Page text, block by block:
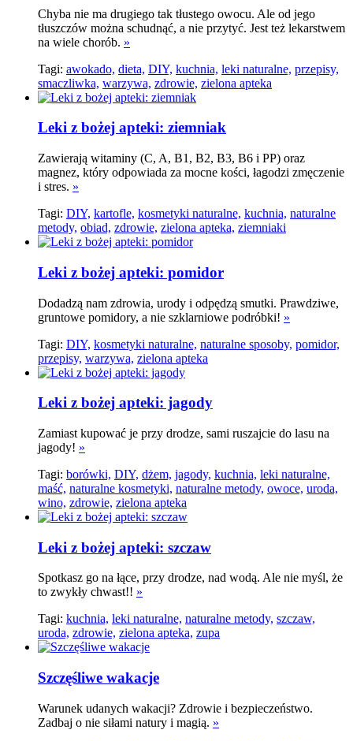
Chyba nie ma drugiego tak tłustego owocu. Ale od jego
tłuszczów można schudnąć, a nie przytyć. Jest też lekarstwem
na wiele chorób. »
Tagi: awokado, dieta, DIY, kuchnia, leki naturalne, przepisy,
smaczliwka, warzywa, zdrowie, zielona apteka
Leki z bożej apteki: ziemniak
Zawierają witaminy (C, A, B1, B2, B3, B6 i PP) oraz
magnez, który odpowiada za mocne kości, łagodzi zmęczenie
i stres. »
Tagi: DIY, kartofle, kosmetyki naturalne, kuchnia, naturalne
metody, obiad, zdrowie, zielona apteka, ziemniaki
Leki z bożej apteki: pomidor
Dodadzą nam zdrowia, urody i odpędzą smutki. Prawdziwe,
gruntowe pomidory, a nie szklarniowe podróbki! »
Tagi: DIY, kosmetyki naturalne, naturalne sposoby, pomidor,
przepisy, warzywa, zielona apteka
Leki z bożej apteki: jagody
Zamiast kupować je przy drodze, sami ruszajcie do lasu na
jagody! »
Tagi: borówki, DIY, dżem, jagody, kuchnia, leki naturalne,
maść, naturalne kosmetyki, naturalne metody, owoce, uroda,
wino, zdrowie, zielona apteka
Leki z bożej apteki: szczaw
Spotkasz go na łące, przy drodze, nad wodą. Ale nie myśl, że
to zwykły chwast!! »
Tagi: kuchnia, leki naturalne, naturalne metody, szczaw,
uroda, zdrowie, zielona apteka, zupa
Szczęśliwe wakacje
Warunek udanych wakacji? Zdrowie i bezpieczeństwo.
Zadbaj o nie siłami natury i magią. »